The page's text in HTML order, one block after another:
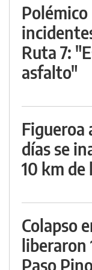
Polémico
Ruta 7:
asfalto"
Figueroa
días se
10 km de
Colapso
liberaron
Paso